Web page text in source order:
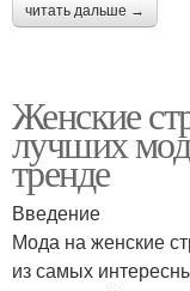
читать дальше →
Женские
лучших
тренде
Введение
Мода на женские
из самых